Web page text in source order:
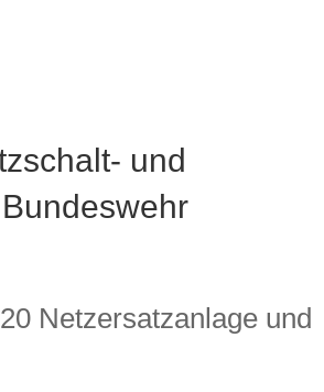
und
Netzersatzanlage und